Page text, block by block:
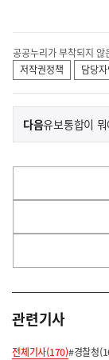
공공누리가 부착되지
저작권정책
담당
이
전
다
음
다음기
사
유보통합이
관련기사
전체기사(170)#경찰청